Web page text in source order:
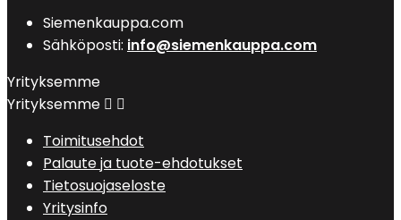
Siemenkauppa.com
Sähköposti: info@siemenkauppa.com
Yrityksemme
Yrityksemme  
Toimitusehdot
Palaute ja tuote-ehdotukset
Tietosuojaseloste
Yritysinfo